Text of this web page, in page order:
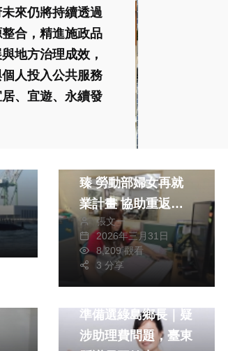
來仍將持續透過
合，精進施政品
地方治理成效，
人投入公共服務
、宜遊、永續發
臻 勞動部婦女再就
業計畫 協助重返職
場 職訓津貼、僱用
獎助雙管齊下
張文一
2026年三月31日
8,209 觀看
3 分享
社會
準備選綠島鄉長｜疑
涉助理費問題，臺東